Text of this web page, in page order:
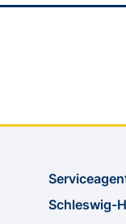
Schleswig-